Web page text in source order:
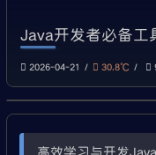
Java开发者必备工
2026-04-21 30.8℃
高效学习与开发